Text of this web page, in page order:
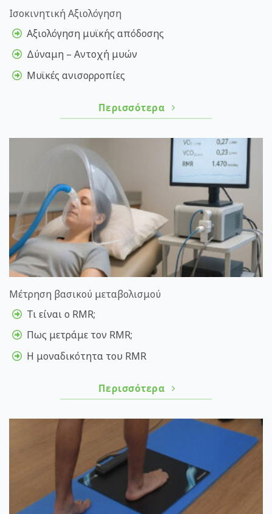
Ισοκινητική Αξιολόγηση
Aξιολόγηση μυϊκής απόδοσης
Δύναμη – Αντοχή μυών
Μυϊκές ανισορροπίες
Περισσότερα
Μέτρηση βασικού μεταβολισμού
Τι είναι ο RMR;
Πως μετράμε τον RMR;
Η μοναδικότητα του RMR
Περισσότερα